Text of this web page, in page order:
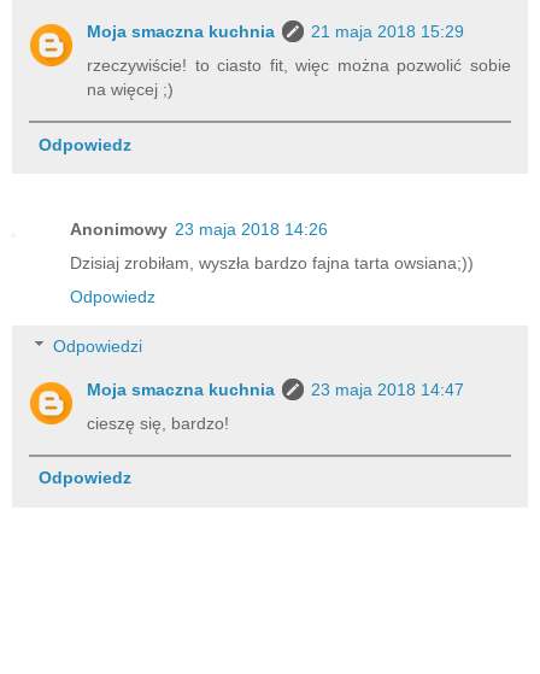
Moja smaczna kuchnia
21 maja 2018 15:29
rzeczywiście! to ciasto fit, więc można pozwolić sobie
na więcej ;)
Odpowiedz
Anonimowy 23 maja 2018 14:26
Dzisiaj zrobiłam, wyszła bardzo fajna tarta owsiana;))
Odpowiedz
Odpowiedzi
Moja smaczna kuchnia
23 maja 2018 14:47
cieszę się, bardzo!
Odpowiedz